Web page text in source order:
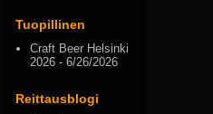
Tuopillinen
Craft Beer Helsinki
2026 - 6/26/2026
Reittausblogi